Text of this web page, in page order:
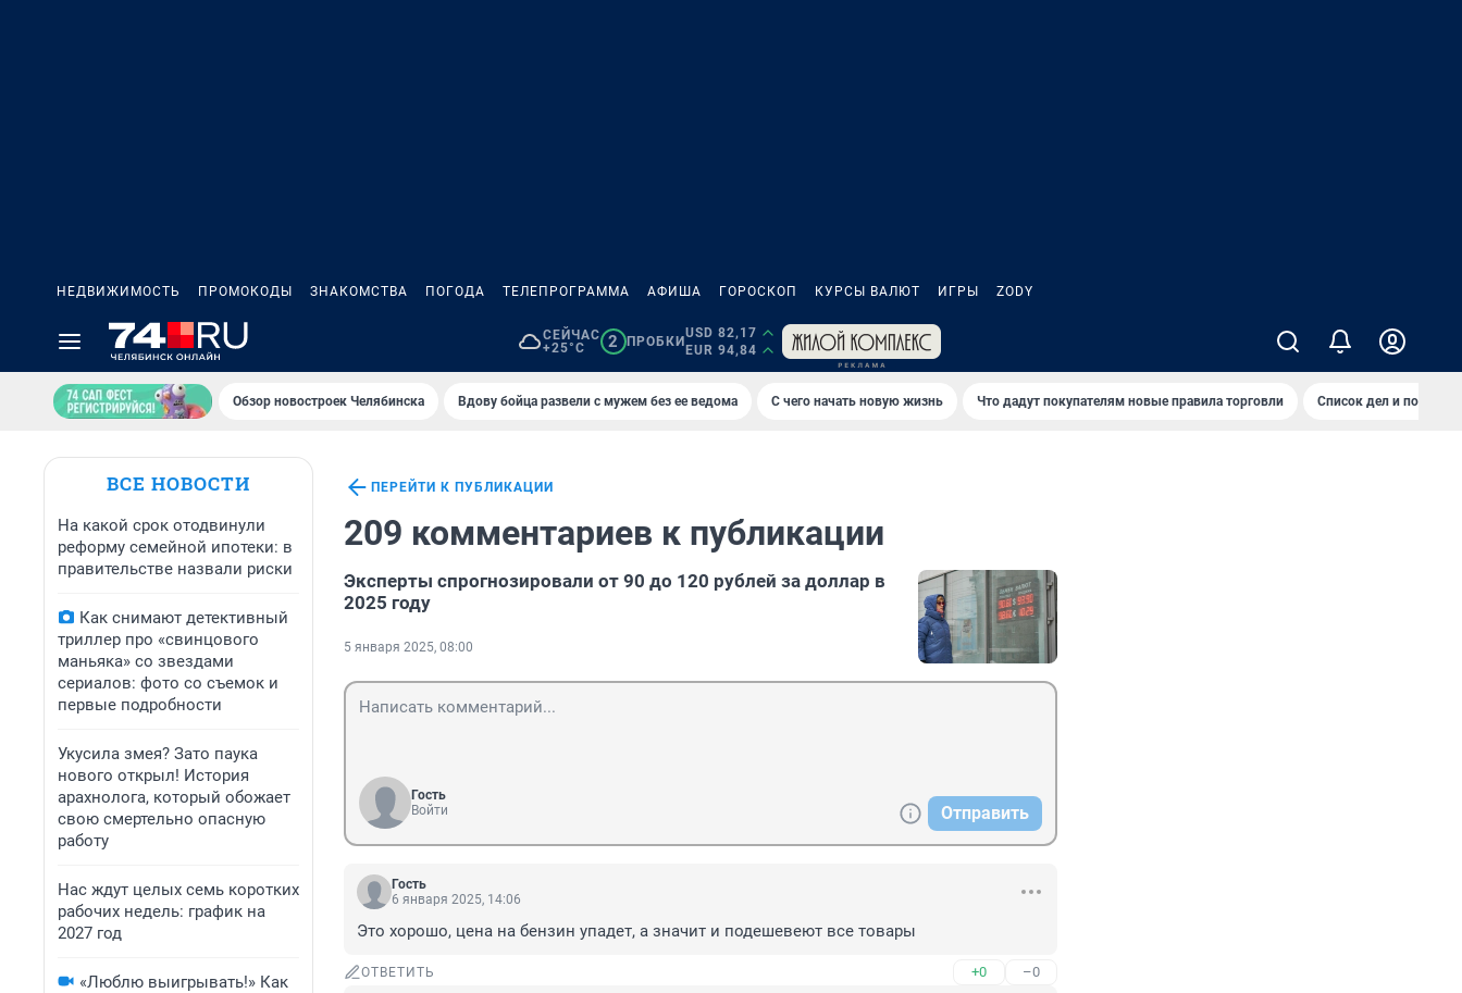
НЕДВИЖИМОСТЬ ПРОМОКОДЫ ЗНАКОМСТВА ПОГОДА ТЕЛЕПРОГРАММА АФИША ГОРОСКОП КУРСЫ ВАЛЮТ ИГРЫ ZODY
СЕЙЧАС
+25°C
2 ПРОБКИ
USD 82,17
EUR 94,84
Обзор новостроек Челябинска Вдову бойца развели с мужем без ее ведома С чего начать новую жизнь Что дадут покупателям новые правила торговли Список дел и покупок
ВСЕ НОВОСТИ
На какой срок отодвинули
реформу семейной ипотеки: в
правительстве назвали риски
Как снимают детективный
триллер про «свинцового
маньяка» со звездами
сериалов: фото со съемок и
первые подробности
Укусила змея? Зато паука
нового открыл! История
арахнолога, который обожает
свою смертельно опасную
работу
Нас ждут целых семь коротких
рабочих недель: график на
2027 год
«Люблю выигрывать!» Как
ПЕРЕЙТИ К ПУБЛИКАЦИИ
209 комментариев к публикации
Эксперты спрогнозировали от 90 до 120 рублей за доллар в
2025 году
5 января 2025, 08:00
Гость
Войти
Отправить
Гость
6 января 2025, 14:06
Это хорошо, цена на бензин упадет, а значит и подешевеют все товары
ОТВЕТИТЬ +0 –0